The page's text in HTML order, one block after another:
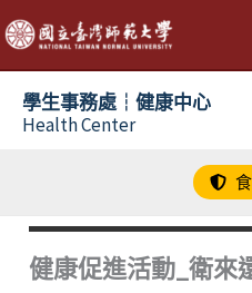
跳
至
主
學生事務處┆健康中心
Health Center
健康促進活動_衛來